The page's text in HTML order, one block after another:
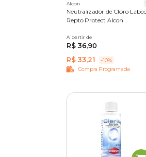
Alcon
Neutralizador de Cloro
Repto Protect Alcon
100 ml
A partir de
R$ 36,90
R$ 33,21
-10%
Compra Programada